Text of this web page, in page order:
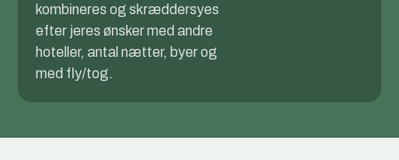
kombineres og skræddersyes
efter jeres ønsker med andre
hoteller, antal nætter, byer og
med fly/tog.